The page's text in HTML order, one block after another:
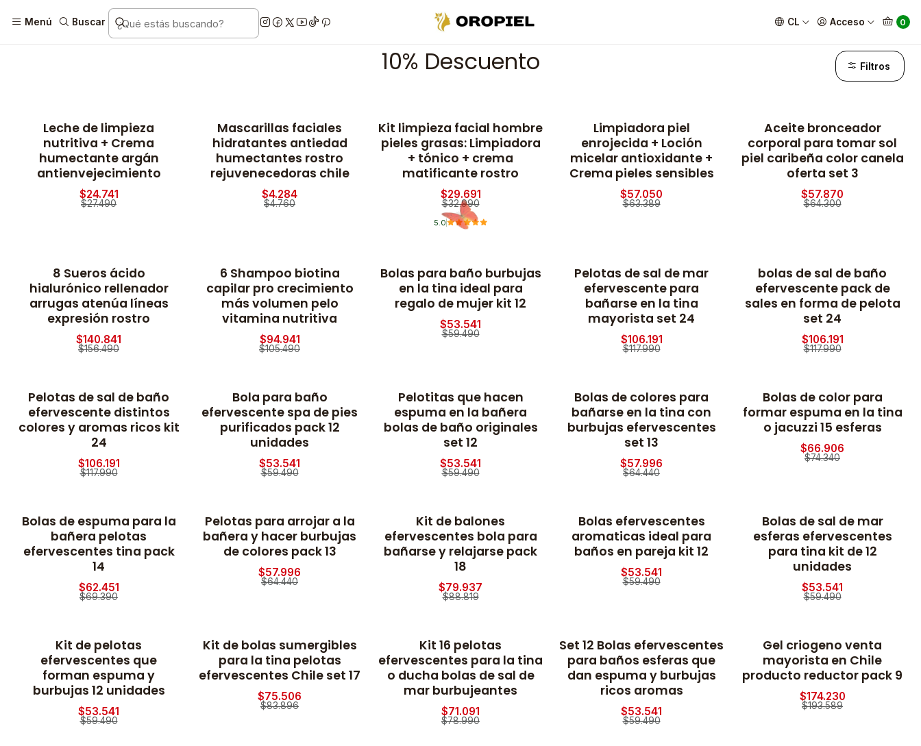
Menú Buscar CL Acceso 0
Con descuento 10% Descuento
10% Descuento Filtros
-10% OFF
Leche de limpieza
nutritiva + Crema
humectante argán
antienvejecimiento
$24.741
$27.490
-10% OFF
Mascarillas faciales
hidratantes antiedad
humectantes rostro
rejuvenecedoras chile
$4.284
$4.760
-10% OFF
Kit limpieza facial hombre
pieles grasas: Limpiadora
+ tónico + crema
matificante rostro
$29.691
$32.990
5.0
-10% OFFLimpiadora piel
enrojecida + Loción
micelar antioxidante +
Crema pieles sensibles
$57.050
$63.389
-10% OFF
Aceite bronceador
corporal para tomar sol
piel caribeña color canela
oferta set 3
$57.870
$64.300
-10% OFF8 Sueros ácido
hialurónico rellenador
arrugas atenúa líneas
expresión rostro
$140.841
$156.490
-10% OFF
6 Shampoo biotina
capilar pro crecimiento
más volumen pelo
vitamina nutritiva
$94.941
$105.490
-10% OFF
Bolas para baño burbujas
en la tina ideal para
regalo de mujer kit 12
$53.541
$59.490
-10% OFF
Pelotas de sal de mar
efervescente para
bañarse en la tina
mayorista set 24
$106.191
$117.990
-10% OFF
bolas de sal de baño
efervescente pack de
sales en forma de pelota
set 24
$106.191
$117.990
-10% OFF
Pelotas de sal de baño
efervescente distintos
colores y aromas ricos kit
24
$106.191
$117.990
-10% OFFBola para baño
efervescente spa de pies
purificados pack 12
unidades
$53.541
$59.490
-10% OFF
Pelotitas que hacen
espuma en la bañera
bolas de baño originales
set 12
$53.541
$59.490
-10% OFF
Bolas de colores para
bañarse en la tina con
burbujas efervescentes
set 13
$57.996
$64.440
-10% OFF
Bolas de color para
formar espuma en la tina
o jacuzzi 15 esferas
$66.906
$74.340
-10% OFF
Bolas de espuma para la
bañera pelotas
efervescentes tina pack
14
$62.451
$69.390
-10% OFF
Pelotas para arrojar a la
bañera y hacer burbujas
de colores pack 13
$57.996
$64.440
-10% OFFKit de balones
efervescentes bola para
bañarse y relajarse pack
18
$79.937
$88.819
-10% OFF
Bolas efervescentes
aromaticas ideal para
baños en pareja kit 12
$53.541
$59.490
-10% OFF
Bolas de sal de mar
esferas efervescentes
para tina kit de 12
unidades
$53.541
$59.490
-10% OFFKit de pelotas
efervescentes que
forman espuma y
burbujas 12 unidades
$53.541
$59.490
-10% OFF
Kit de bolas sumergibles
para la tina pelotas
efervescentes Chile set 17
$75.506
$83.896
-10% OFFKit 16 pelotas
efervescentes para la tina
o ducha bolas de sal de
mar burbujeantes
$71.091
$78.990
-10% OFF
Set 12 Bolas efervescentes
para baños esferas que
dan espuma y burbujas
ricos aromas
$53.541
$59.490
-10% OFF
Gel criogeno venta
mayorista en Chile
producto reductor pack 9
$174.230
$193.589